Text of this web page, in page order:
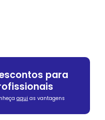
para
aqui as vantagens